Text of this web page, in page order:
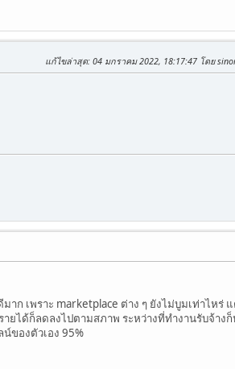
แก้ไขล่าสุด: 04 มกราคม 2022, 18:17:47 โดย
าก เพราะ marketplace ต่าง ๆ ยังไม่บูมเท่าไหร่
ยได้ก็ลดลงไปตามสภาพ ระหว่างที่ทำงานรับจ้างก็
ของตัวเอง 95%